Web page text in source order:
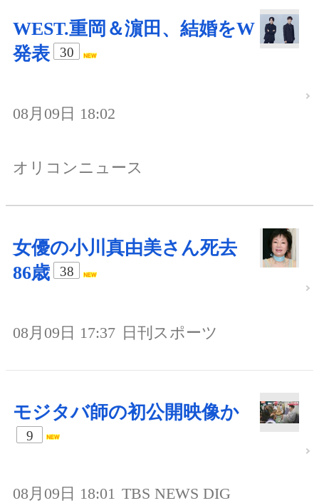
WEST.重岡＆濵田、結婚をW
発表
30
08月09日 18:02
オリコンニュース
女優の小川真由美さん死去
86歳
38
08月09日 17:37 日刊スポーツ
モジタバ師の初公開映像か
9
08月09日 18:01 TBS NEWS DIG